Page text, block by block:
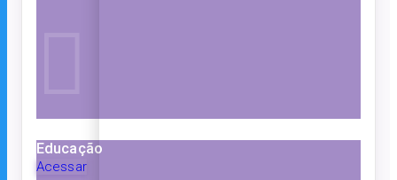
Educação
Acessar